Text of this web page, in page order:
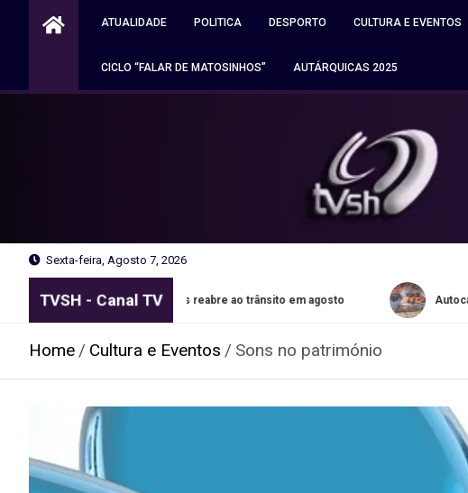
ATUALIDADE POLITICA DESPORTO CULTURA E EVENTOS
CICLO “FALAR DE MATOSINHOS” AUTÁRQUICAS 2025
Sexta-feira, Agosto 7, 2026
TVSH - Canal TV
em Matosinhos reabre ao trânsito em agosto Autocaravana
Home Cultura e Eventos Sons no património